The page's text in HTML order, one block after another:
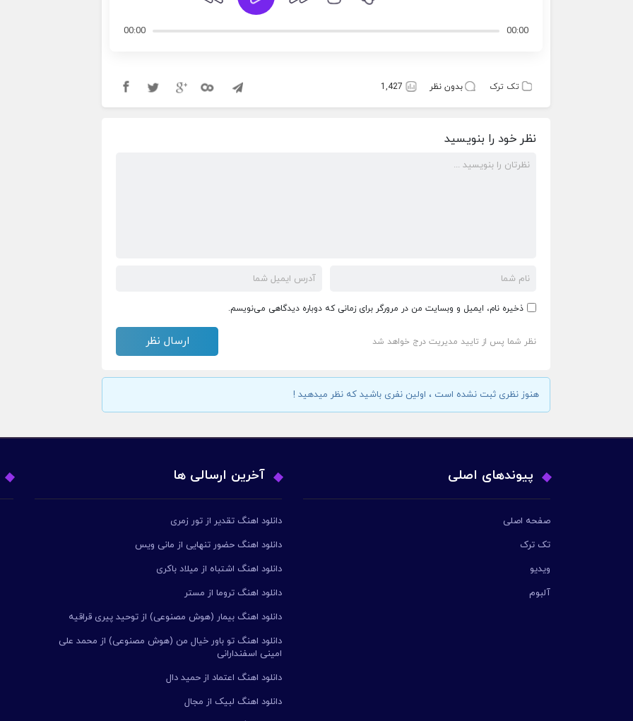
00:00
00:00
تک ترک بدون نظر 1,427
نظر خود را بنویسید
ذخیره نام، ایمیل و وبسایت من در مرورگر برای زمانی که دوباره دیدگاهی می‌نویسم.
نظر شما پس از تایید مدیریت درج خواهد شد
هنوز نظری ثبت نشده است ، اولین نفری باشید که نظر میدهید !
پیوندهای اصلی
صفحه اصلی
تک ترک
ویدیو
آلبوم
آخرین ارسالی ها
دانلود اهنگ تقدیر از تور زمری
دانلود اهنگ حضور تنهایی از مانی ویس
دانلود اهنگ اشتباه از میلاد باکری
دانلود اهنگ تروما از مستر
دانلود اهنگ بیمار (هوش مصنوعی) از توحید پیری قراقیه
دانلود اهنگ تو باور خیال من (هوش مصنوعی) از محمد علی
امینی اسفندارانی
دانلود اهنگ اعتماد از حمید دال
دانلود اهنگ لبیک از مجال